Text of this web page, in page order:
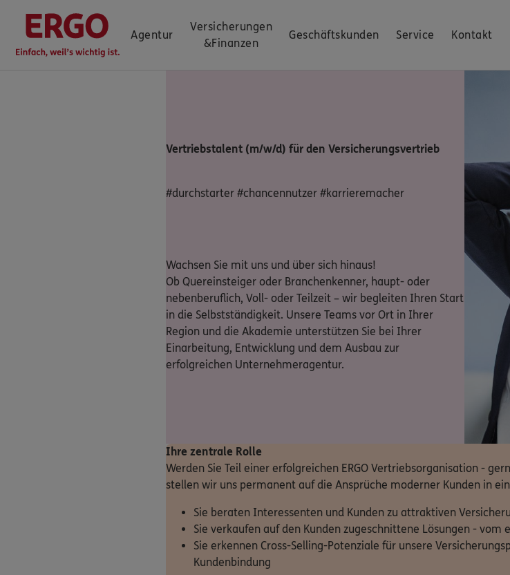
Agentur
Versicherungen
&Finanzen
Geschäftskunden Service Kontakt
Vertriebstalent (m/w/d) für den Versicherungsvertrieb
#durchstarter #chancennutzer #karrieremacher
Wachsen Sie mit uns und über sich hinaus!
Ob Quereinsteiger oder Branchenkenner, haupt- oder
nebenberuflich, Voll- oder Teilzeit – wir begleiten Ihren Start
in die Selbstständigkeit. Unsere Teams vor Ort in Ihrer
Region und die Akademie unterstützen Sie bei Ihrer
Einarbeitung, Entwicklung und dem Ausbau zur
erfolgreichen Unternehmeragentur.
Ihre zentrale Rolle
Werden Sie Teil einer erfolgreichen ERGO Vertriebsorganisation -
stellen wir uns permanent auf die Ansprüche moderner Kunden in
Sie beraten Interessenten und Kunden zu attraktiven
Sie verkaufen auf den Kunden zugeschnittene Lösungen -
Sie erkennen Cross-Selling-Potenziale für unsere
Kundenbindung